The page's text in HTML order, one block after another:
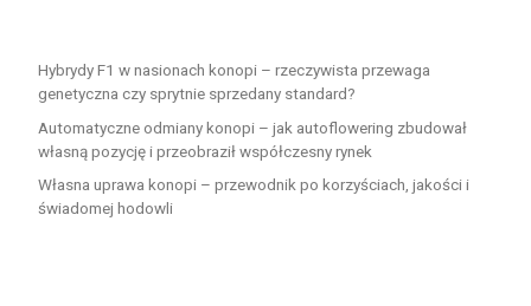
Hybrydy F1 w nasionach konopi – rzeczywista przewaga
genetyczna czy sprytnie sprzedany standard?
Automatyczne odmiany konopi – jak autoflowering zbudował
własną pozycję i przeobraził współczesny rynek
Własna uprawa konopi – przewodnik po korzyściach, jakości i
świadomej hodowli